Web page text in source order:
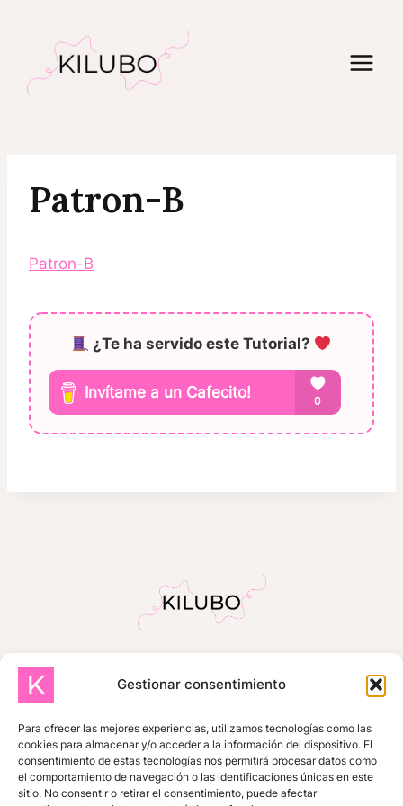
Gestionar consentimiento
Para ofrecer las mejores experiencias, utilizamos tecnologías como las
cookies para almacenar y/o acceder a la información del dispositivo. El
consentimiento de estas tecnologías nos permitirá procesar datos como
el comportamiento de navegación o las identificaciones únicas en este
sitio. No consentir o retirar el consentimiento, puede afectar
contenido
Patron-B
Patron-B
¿Te ha servido este Tutorial?
INICIO SOBRE MÍ
TIENDA
TUTORIALES GRATUITOS
ZONA DE SUSCRIPTORES
MIS COMPRAS
CONTACTO